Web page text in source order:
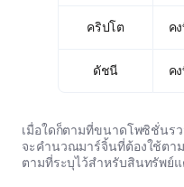
คริปโต ค
ดัชนี ค
เมื่อใดก็ตามที่ขนาดโพซิชั่นร
จะคำนวณมาร์จิ้นที่ต้องใช้ตาม
ตามที่ระบุไว้สำหรับสินทรัพย์